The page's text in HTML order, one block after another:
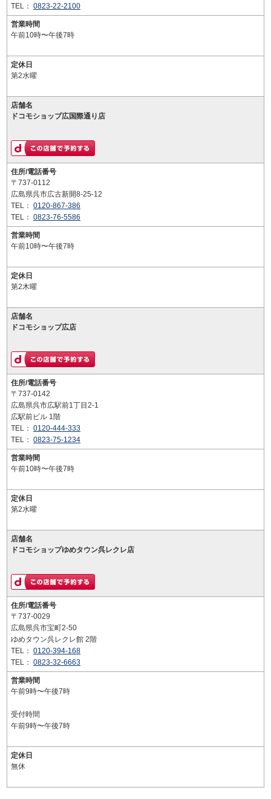
TEL： 0823-22-2100
営業時間
午前10時〜午後7時
定休日
第2水曜
店舗名
ドコモショップ広国際通り店
住所/電話番号
〒737-0112
広島県呉市広古新開8-25-12
TEL： 0120-867-386
TEL： 0823-76-5586
営業時間
午前10時〜午後7時
定休日
第2木曜
店舗名
ドコモショップ広店
住所/電話番号
〒737-0142
広島県呉市広駅前1丁目2-1
広駅前ビル 1階
TEL： 0120-444-333
TEL： 0823-75-1234
営業時間
午前10時〜午後7時
定休日
第2水曜
店舗名
ドコモショップゆめタウン呉レクレ店
住所/電話番号
〒737-0029
広島県呉市宝町2-50
ゆめタウン呉レクレ館 2階
TEL： 0120-394-168
TEL： 0823-32-6663
営業時間
午前9時〜午後7時
受付時間
午前9時〜午後7時
定休日
無休